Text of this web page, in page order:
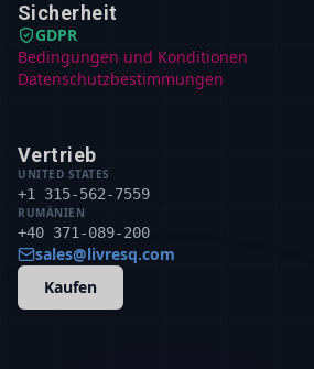
Sicherheit
GDPR
Bedingungen und Konditionen
Datenschutzbestimmungen
Vertrieb
UNITED STATES
+1 315-562-7559
RUMÄNIEN
+40 371-089-200
sales@livresq.com
Kaufen